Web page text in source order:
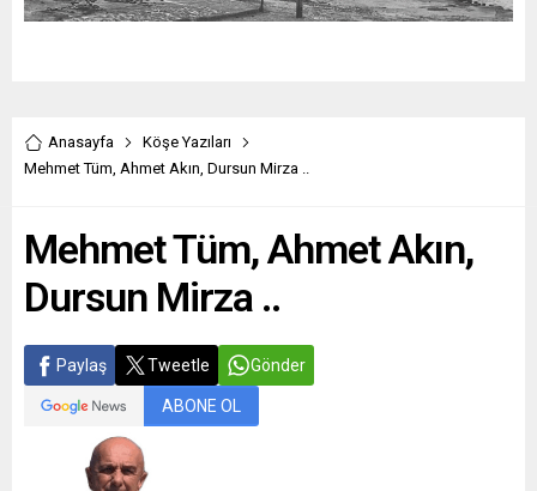
Anasayfa
Köşe Yazıları
Mehmet Tüm, Ahmet Akın, Dursun Mirza ..
Mehmet Tüm, Ahmet Akın,
Dursun Mirza ..
Paylaş Tweetle Gönder
ABONE OL